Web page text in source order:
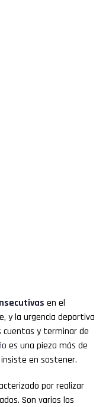
en el
y la urgencia deportiva
cuentas y terminar de
es una pieza más de
en sostener.
por realizar
Son varios los